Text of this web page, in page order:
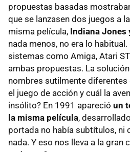
propuestas basadas
que se lanzasen dos juegos a
misma película, Indiana Jones
nada menos, no era lo
sistemas como Amiga, Atari
ambas propuestas. La
nombres sutilmente diferentes
el juego de acción y cuál la
insólito? En 1991 apareció un
la misma película,
portada no había subtítulos, ni
nada. Y eso nos lleva a la gran